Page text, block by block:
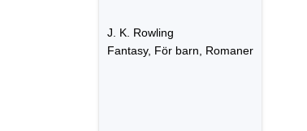
J. K. Rowling
Fantasy, För barn, Romaner